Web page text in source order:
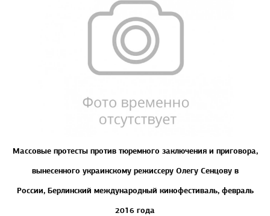
Массовые протесты против тюремного заключения и приговора,
вынесенного украинскому режиссеру Олегу Сенцову в
России, Берлинский международный кинофестиваль, февраль
2016 года